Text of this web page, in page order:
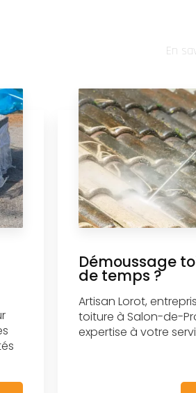
En
Démoussage
de temps ?
Artisan Lorot,
toiture à Salon-de-
expertise à votre